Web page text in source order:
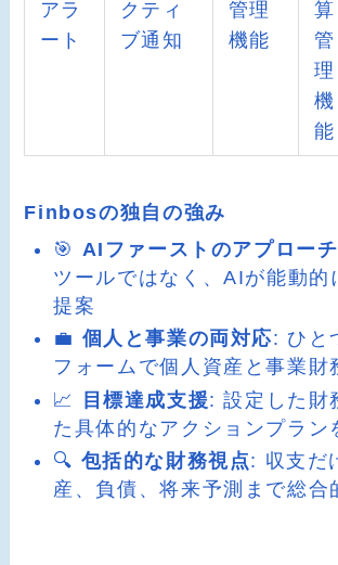
アラ
ート
クティ
ブ通知
管理
機能
算
管
理
機
能
Finbosの独自の強み
🎯 AIファーストのアプローチ
ツールではなく、AIが能動的
提案
💼 個人と事業の両対応: ひと
フォームで個人資産と事業財
📈
目標達成支援: 設定した財
た具体的なアクションプラン
🔍 包括的な財務視点: 収支だ
産、負債、将来予測まで総合